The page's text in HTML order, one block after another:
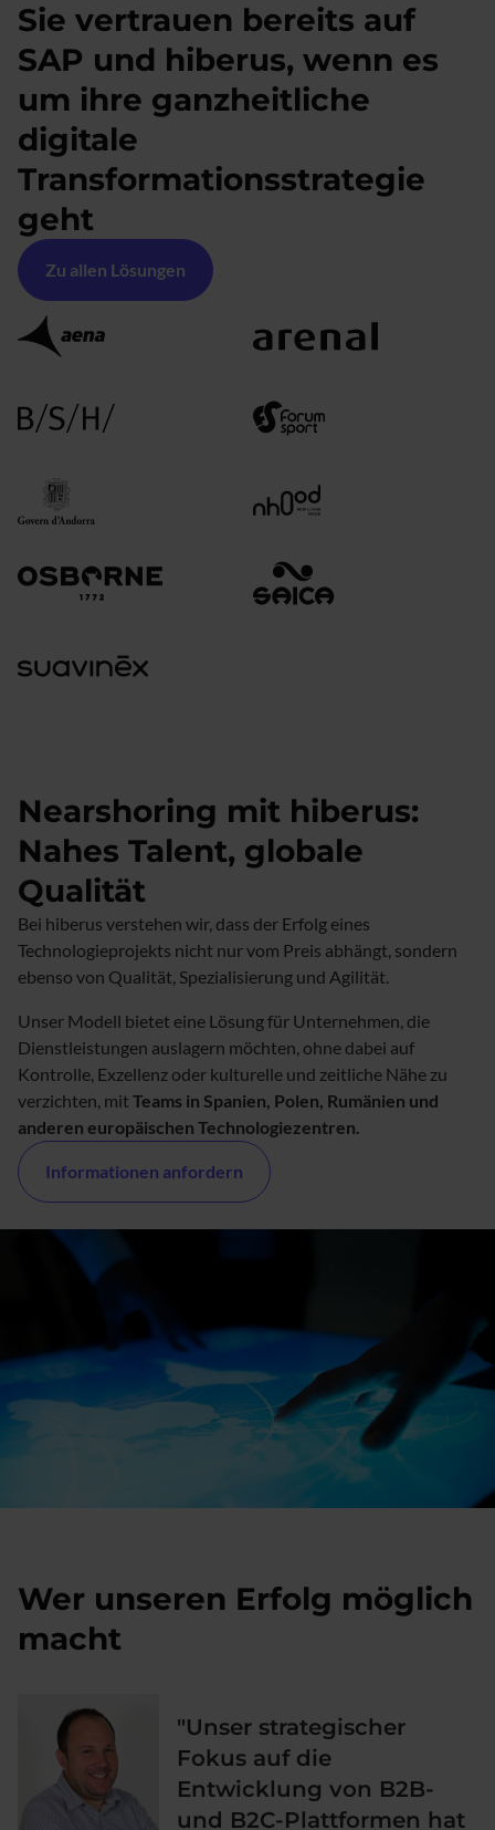
Sie vertrauen bereits auf
SAP und hiberus, wenn es
um ihre ganzheitliche
digitale
Transformationsstrategie
geht
Zu allen Lösungen
Nearshoring mit hiberus:
Nahes Talent, globale
Qualität
Bei hiberus verstehen wir, dass der Erfolg eines
Technologieprojekts nicht nur vom Preis abhängt, sondern
ebenso von Qualität, Spezialisierung und Agilität.
Unser Modell bietet eine Lösung für Unternehmen, die
Dienstleistungen auslagern möchten, ohne dabei auf
Kontrolle, Exzellenz oder kulturelle und zeitliche Nähe zu
verzichten, mit Teams in Spanien, Polen, Rumänien und
anderen europäischen Technologiezentren.
Informationen anfordern
Wer unseren Erfolg möglich
macht
"Unser strategischer
Fokus auf die
Entwicklung von B2B-
und B2C-Plattformen hat